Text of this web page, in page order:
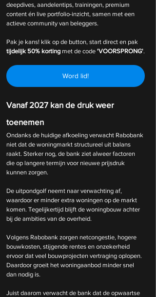
deepdives, aandelentips, trainingen, premium
content én live portfolio-inzicht, samen met een
actieve community van beleggers.
Pak je kans! klik op de button, start direct en pak
tijdelijk 50% korting met de code 'VOORSPRONG'.
Word lid!
Vanaf 2027 kan de druk weer
toenemen
Ondanks de huidige afkoeling verwacht Rabobank
niet dat de woningmarkt structureel uit balans
raakt. Sterker nog, de bank ziet alweer factoren
die op langere termijn voor nieuwe prijsdruk
kunnen zorgen.
De uitpondgolf neemt naar verwachting af,
waardoor er minder extra woningen op de markt
komen. Tegelijkertijd blijft de woningbouw achter
bij de ambities van de overheid.
Volgens Rabobank zorgen netcongestie, hogere
bouwkosten, stijgende rentes en onzekerheid
ervoor dat veel bouwprojecten vertraging oplopen.
Daardoor groeit het woningaanbod minder snel
dan nodig is.
Juist daarom verwacht de bank dat de opwaartse